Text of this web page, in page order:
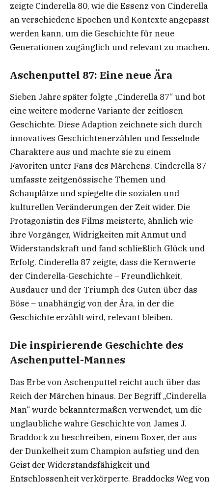
zeigte Cinderella 80, wie die Essenz von Cinderella
an verschiedene Epochen und Kontexte angepasst
werden kann, um die Geschichte für neue
Generationen zugänglich und relevant zu machen.
Aschenputtel 87: Eine neue Ära
Sieben Jahre später folgte „Cinderella 87“ und bot
eine weitere moderne Variante der zeitlosen
Geschichte. Diese Adaption zeichnete sich durch
innovatives Geschichtenerzählen und fesselnde
Charaktere aus und machte sie zu einem
Favoriten unter Fans des Märchens. Cinderella 87
umfasste zeitgenössische Themen und
Schauplätze und spiegelte die sozialen und
kulturellen Veränderungen der Zeit wider. Die
Protagonistin des Films meisterte, ähnlich wie
ihre Vorgänger, Widrigkeiten mit Anmut und
Widerstandskraft und fand schließlich Glück und
Erfolg. Cinderella 87 zeigte, dass die Kernwerte
der Cinderella-Geschichte – Freundlichkeit,
Ausdauer und der Triumph des Guten über das
Böse – unabhängig von der Ära, in der die
Geschichte erzählt wird, relevant bleiben.
Die inspirierende Geschichte des
Aschenputtel-Mannes
Das Erbe von Aschenputtel reicht auch über das
Reich der Märchen hinaus. Der Begriff „Cinderella
Man“ wurde bekanntermaßen verwendet, um die
unglaubliche wahre Geschichte von James J.
Braddock zu beschreiben, einem Boxer, der aus
der Dunkelheit zum Champion aufstieg und den
Geist der Widerstandsfähigkeit und
Entschlossenheit verkörperte. Braddocks Weg von